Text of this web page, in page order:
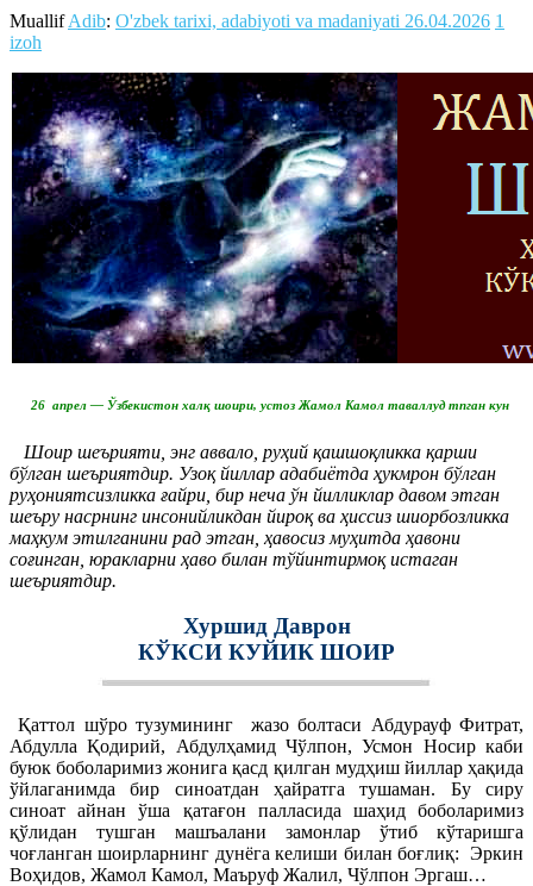
MuallifAdib: O'zbek tarixi, adabiyoti va madaniyati 26.04.2026 1
izoh
26 апрел — Ўзбекистон халқ шоири, устоз Жамол Камол таваллуд тпган кун
Шоир шеърияти, энг аввало, руҳий қашшоқликка қарши
бўлган шеъриятдир. Узоқ йиллар адабиётда ҳукмрон бўлган
руҳониятсизликка ғайри, бир неча ўн йилликлар давом этган
шеъру насрнинг инсонийликдан йироқ ва ҳиссиз шиорбозликка
маҳкум этилганини рад этган, ҳавосиз муҳитда ҳавони
соғинган, юракларни ҳаво билан тўйинтирмоқ истаган
шеъриятдир.
Хуршид Даврон
КЎКСИ КУЙИК ШОИР
Қаттол шўро тузумининг жазо болтаси Абдурауф Фитрат,
Абдулла Қодирий, Абдулҳамид Чўлпон, Усмон Носир каби
буюк боболаримиз жонига қасд қилган мудҳиш йиллар ҳақида
ўйлаганимда бир синоатдан ҳайратга тушаман. Бу сиру
синоат айнан ўша қатағон палласида шаҳид боболаримиз
қўлидан тушган машъалани замонлар ўтиб кўтаришга
чоғланган шоирларнинг дунёга келиши билан боғлиқ: Эркин
Воҳидов, Жамол Камол, Маъруф Жалил, Чўлпон Эргаш…